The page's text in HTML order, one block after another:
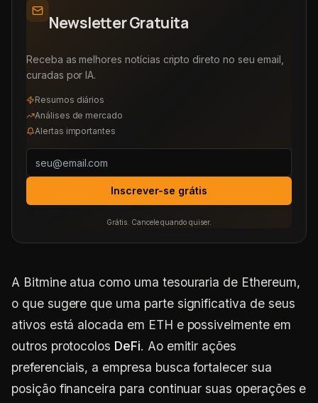
Newsletter Gratuita
Receba as melhores notícias cripto direto no seu email,
curadas por IA.
Resumos diários
Análises de mercado
Alertas importantes
Inscrever-se grátis
Grátis. Cancele quando quiser.
A Bitmine atua como uma tesouraria de Ethereum,
o que sugere que uma parte significativa de seus
ativos está alocada em ETH e possivelmente em
outros protocolos DeFi. Ao emitir ações
preferenciais, a empresa busca fortalecer sua
posição financeira para continuar suas operações e